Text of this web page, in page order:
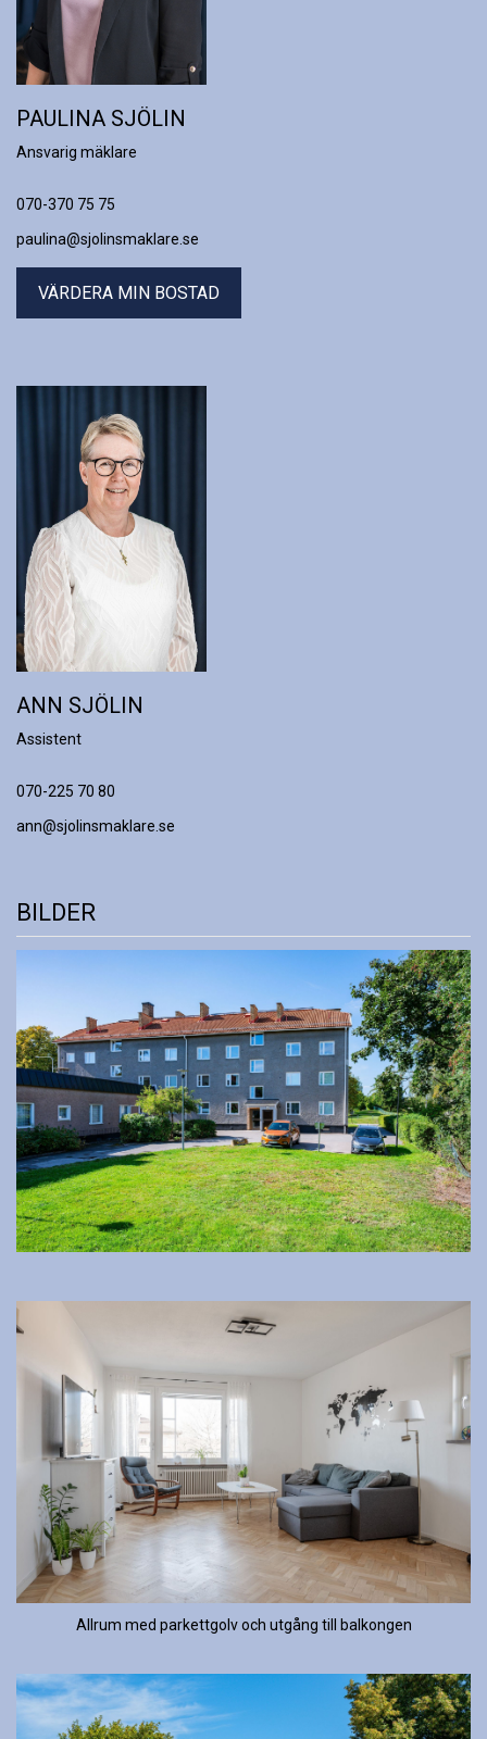
PAULINA SJÖLIN
Ansvarig mäklare
070-370 75 75
paulina@sjolinsmaklare.se
VÄRDERA MIN BOSTAD
ANN SJÖLIN
Assistent
070-225 70 80
ann@sjolinsmaklare.se
BILDER
Allrum med parkettgolv och utgång till balkongen